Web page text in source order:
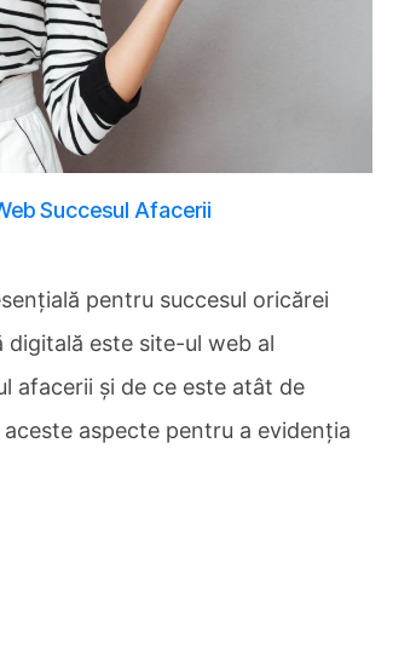
Succesul Afacerii
pentru succesul oricărei
este site-ul web al
afacerii și de ce este atât de
aspecte pentru a evidenția